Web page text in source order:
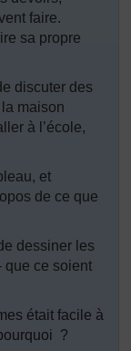
faire.
sa propre
discuter des
maison
à l’école,
et
de ce que
dessiner les
que ce soient
était facile à
?